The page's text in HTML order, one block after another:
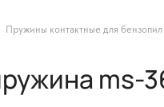
Пружины контактные для
ms-